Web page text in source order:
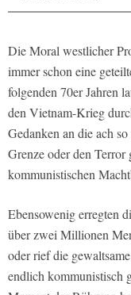
Die Moral westlicher
immer schon eine
folgenden 70er Jahren
den Vietnam-Krieg
Gedanken an die ach
Grenze oder den Terror
kommunistischen
Ebensowenig erregten
über zwei Millionen
oder rief die
endlich kommunistisch